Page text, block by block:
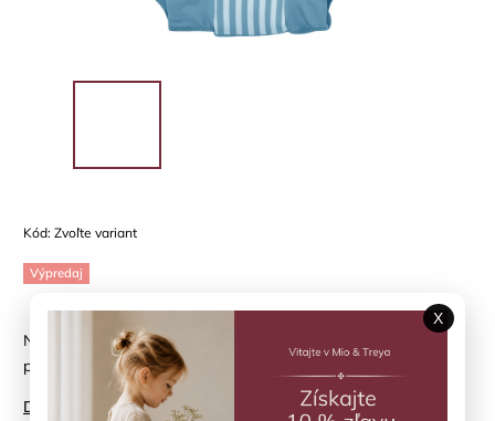
Kód: Zvoľte variant
Výpredaj
Neoprénové plávacie nohavičky HUTTELIHUT - letné prúžky
pre najmenších
Detailné informácie
X